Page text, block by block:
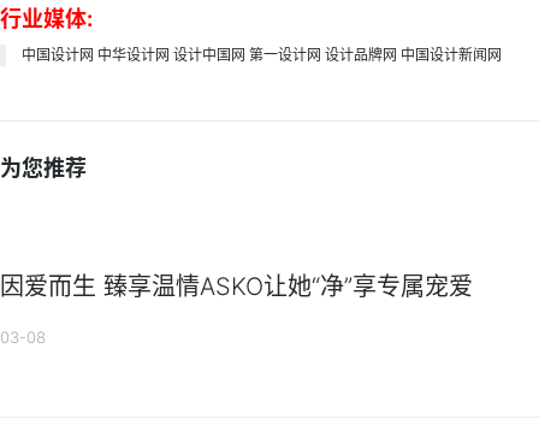
行业媒体:
中国设计网 中华设计网 设计中国网 第一设计网 设计品牌网 中国设计新闻网
为您推荐
因爱而生 臻享温情ASKO让她“净”享专属宠爱
03-08